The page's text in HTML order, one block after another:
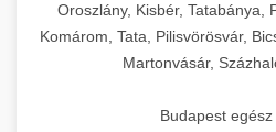
Oroszlány, Kisbér, Tatabánya,
Komárom, Tata, Pilisvörösvár,
Martonvásár,
Budapest